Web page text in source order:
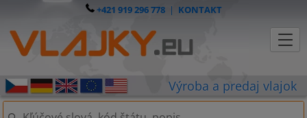
+421 919 296 778| KONTAKT